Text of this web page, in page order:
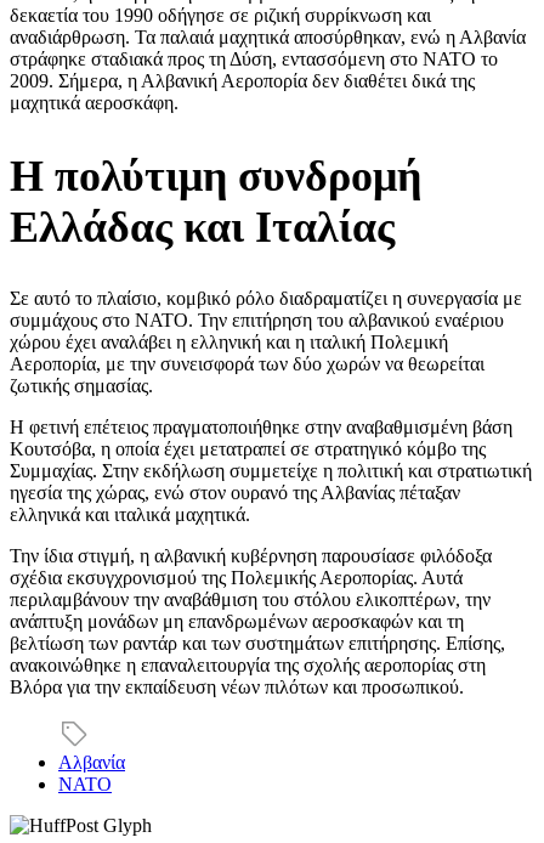
δεκαετία του 1990 οδήγησε σε ριζική συρρίκνωση και
αναδιάρθρωση. Τα παλαιά μαχητικά αποσύρθηκαν, ενώ η Αλβανία
στράφηκε σταδιακά προς τη Δύση, εντασσόμενη στο ΝΑΤΟ το
2009. Σήμερα, η Αλβανική Αεροπορία δεν διαθέτει δικά της
μαχητικά αεροσκάφη.
Η πολύτιμη συνδρομή
Ελλάδας και Ιταλίας
Σε αυτό το πλαίσιο, κομβικό ρόλο διαδραματίζει η συνεργασία με
συμμάχους στο ΝΑΤΟ. Την επιτήρηση του αλβανικού εναέριου
χώρου έχει αναλάβει η ελληνική και η ιταλική Πολεμική
Αεροπορία, με την συνεισφορά των δύο χωρών να θεωρείται
ζωτικής σημασίας.
Η φετινή επέτειος πραγματοποιήθηκε στην αναβαθμισμένη βάση
Κουτσόβα, η οποία έχει μετατραπεί σε στρατηγικό κόμβο της
Συμμαχίας. Στην εκδήλωση συμμετείχε η πολιτική και στρατιωτική
ηγεσία της χώρας, ενώ στον ουρανό της Αλβανίας πέταξαν
ελληνικά και ιταλικά μαχητικά.
Την ίδια στιγμή, η αλβανική κυβέρνηση παρουσίασε φιλόδοξα
σχέδια εκσυγχρονισμού της Πολεμικής Αεροπορίας. Αυτά
περιλαμβάνουν την αναβάθμιση του στόλου ελικοπτέρων, την
ανάπτυξη μονάδων μη επανδρωμένων αεροσκαφών και τη
βελτίωση των ραντάρ και των συστημάτων επιτήρησης. Επίσης,
ανακοινώθηκε η επαναλειτουργία της σχολής αεροπορίας στη
Βλόρα για την εκπαίδευση νέων πιλότων και προσωπικού.
Αλβανία
ΝΑΤΟ